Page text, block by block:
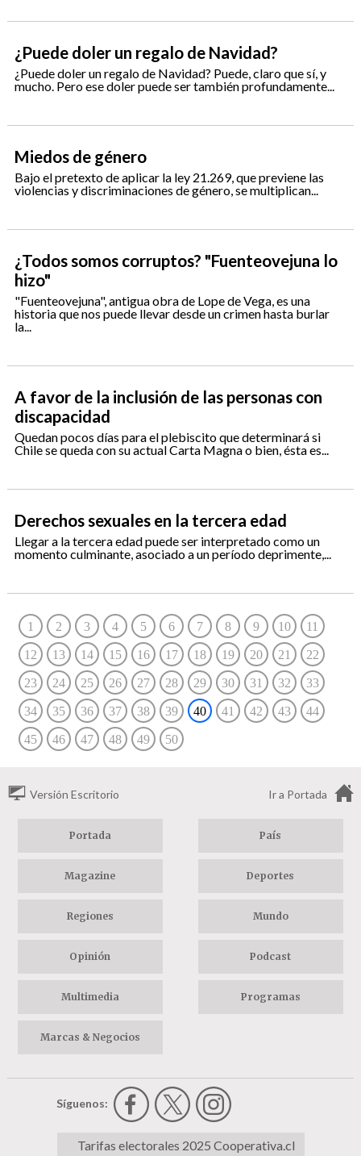
¿Puede doler un regalo de Navidad?
¿Puede doler un regalo de Navidad? Puede, claro que sí, y
mucho. Pero ese doler puede ser también profundamente...
Miedos de género
Bajo el pretexto de aplicar la ley 21.269, que previene las
violencias y discriminaciones de género, se multiplican...
¿Todos somos corruptos? "Fuenteovejuna lo
hizo"
"Fuenteovejuna", antigua obra de Lope de Vega, es una
historia que nos puede llevar desde un crimen hasta burlar
la...
A favor de la inclusión de las personas con
discapacidad
Quedan pocos días para el plebiscito que determinará si
Chile se queda con su actual Carta Magna o bien, ésta es...
Derechos sexuales en la tercera edad
Llegar a la tercera edad puede ser interpretado como un
momento culminante, asociado a un período deprimente,...
1 2 3 4 5 6 7 8 9 10 11
12 13 14 15 16 17 18 19 20 21 22
23 24 25 26 27 28 29 30 31 32 33
34 35 36 37 38 39 40 41 42 43 44
45 46 47 48 49 50
Versión Escritorio Ir a Portada
Portada País
Magazine Deportes
Regiones Mundo
Opinión Podcast
Multimedia Programas
Marcas & Negocios
Síguenos:
Tarifas electorales 2025 Cooperativa.cl